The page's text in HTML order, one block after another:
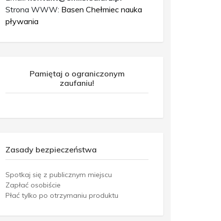
Strona WWW: Basen Chełmiec nauka
pływania
Pamiętaj o ograniczonym
zaufaniu!
Zasady bezpieczeństwa
Spotkaj się z publicznym miejscu
Zapłać osobiście
Płać tylko po otrzymaniu produktu